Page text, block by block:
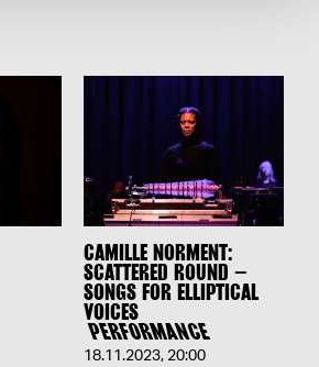
CAMILLE NORMENT:
SCATTERED ROUND –
SONGS FOR ELLIPTICAL
VOICES
PERFORMANCE
18.11.2023, 20:00